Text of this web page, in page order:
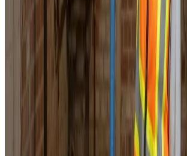
Landsdækkende service